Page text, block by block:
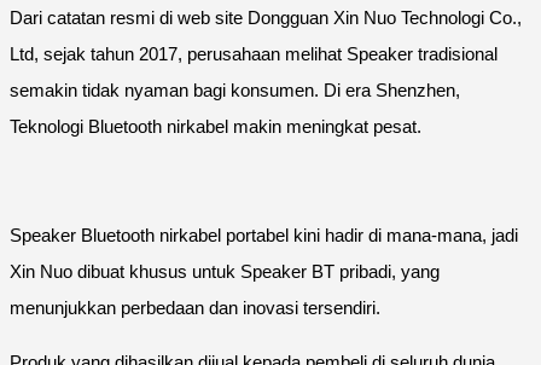
Dari catatan resmi di web site Dongguan Xin Nuo Technologi Co.,
Ltd, sejak tahun 2017, perusahaan melihat Speaker tradisional
semakin tidak nyaman bagi konsumen. Di era Shenzhen,
Teknologi Bluetooth nirkabel makin meningkat pesat.
Speaker Bluetooth nirkabel portabel kini hadir di mana-mana, jadi
Xin Nuo dibuat khusus untuk Speaker BT pribadi, yang
menunjukkan perbedaan dan inovasi tersendiri.